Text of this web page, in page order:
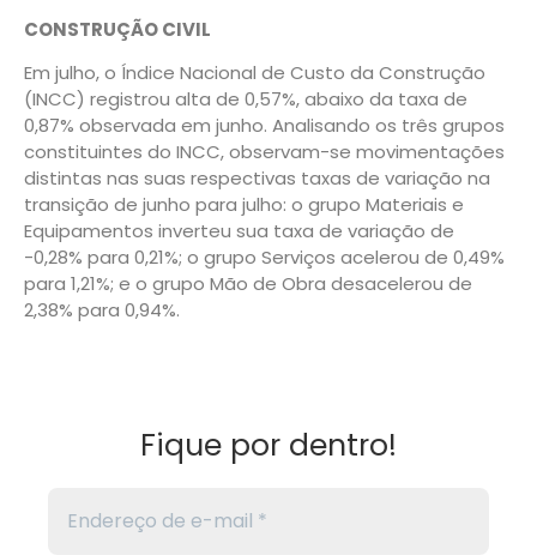
CONSTRUÇÃO CIVIL
Em julho, o Índice Nacional de Custo da Construção
(INCC) registrou alta de 0,57%, abaixo da taxa de
0,87% observada em junho. Analisando os três grupos
constituintes do INCC, observam-se movimentações
distintas nas suas respectivas taxas de variação na
transição de junho para julho: o grupo Materiais e
Equipamentos inverteu sua taxa de variação de
-0,28% para 0,21%; o grupo Serviços acelerou de 0,49%
para 1,21%; e o grupo Mão de Obra desacelerou de
2,38% para 0,94%.
Fique por dentro!